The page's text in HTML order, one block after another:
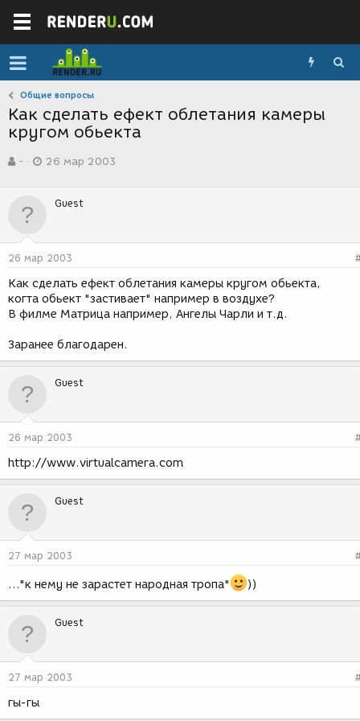
Общие вопросы
Как сделать ефект облетания камеры
кругом обьекта
в
р
м
-
а
д
н
и
я
26 мар 2003
Guest
26 мар 2003
Как сделать ефект облетания камеры кругом обьекта,
когта обьект "застивает" например в воздухе?
В филме Матрица например, Ангелы Чарли и т.д.
Заранее благодарен.
Guest
26 мар 2003
http://www.virtualcamera.com
Guest
27 мар 2003
..."к нему не зарастет народная тропа" ))
Guest
27 мар 2003
гы-гы